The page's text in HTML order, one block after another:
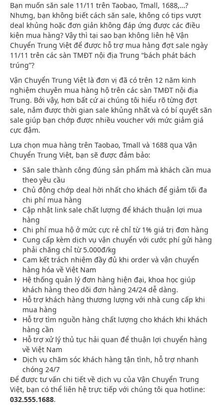
Bạn muốn săn sale 11/11 trên Taobao, Tmall, 1688,…?
Nhưng, bạn không biết cách săn sale, không có tips vượt
deal khủng hoặc đơn giản không đáp ứng được các điều
kiện mua hàng? Vậy thì tại sao bạn không liên hệ Vận
Chuyển Trung Việt để được hỗ trợ mua hàng đợt sale ngày
11/11 trên các sàn TMĐT nội địa Trung “bách phát bách
trúng”?
Vận Chuyển Trung Việt là đơn vị đã có trên 12 năm kinh
nghiệm chuyên mua hàng hộ trên các sàn TMĐT nội địa
Trung. Bởi vậy, hơn bất cứ ai chúng tôi hiểu rõ từng đợt
sale, nắm được thời gian sale khủng nhất và có bí quyết săn
sale giúp bạn chớp được nhiều voucher với mức giảm giá
cực đậm.
Lựa chọn mua hàng trên Taobao, Tmall và 1688 qua Vận
Chuyển Trung Việt, bạn sẽ được đảm bảo:
Săn sale thành công đúng sản phẩm mà khách cần mua
theo yêu cầu
Chủ động chớp deal hời nhất cho khách để giảm tối đa
chi phí mua hàng
Cập nhật link sale chất lượng để khách thuận lợi mua
hàng
Chi phí mua hộ ở mức cực rẻ chỉ từ 1% giá trị đơn hàng
Cung cấp kèm dịch vụ vận chuyển với cước phí gửi hàng
phải chăng chỉ từ 5.000đ/kg
Cam kết trách nhiệm đầy đủ khi order và vận chuyển
hàng hóa về Việt Nam
Hệ thống quản lý đơn hàng hiện đại, khoa học giúp
khách hàng theo dõi đơn hàng 24/24 dễ dàng.
Hỗ trợ khách hàng thương lượng với nhà cung cấp khi
mua hàng
Hỗ trợ tìm nguồn hàng chất lượng cho khách khi khách
hàng cần
Hỗ trợ xử lý thủ tục hải quan để thuận lợi chuyển hàng
về Việt Nam
Dịch vụ chăm sóc khách hàng tận tình, hỗ trợ nhanh
chóng 24/7
Để được tư vấn chi tiết về dịch vụ của Vận Chuyển Trung
Việt, bạn có thể liên hệ trực tiếp với chúng tôi qua hotline:
032.555.1688.